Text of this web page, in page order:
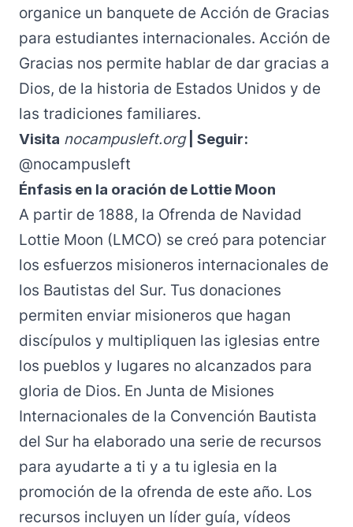
organice un banquete de Acción de Gracias
para estudiantes internacionales. Acción de
Gracias nos permite hablar de dar gracias a
Dios, de la historia de Estados Unidos y de
las tradiciones familiares.
Visita nocampusleft.org| Seguir:
@nocampusleft
Énfasis en la oración de Lottie Moon
A partir de 1888, la Ofrenda de Navidad
Lottie Moon (LMCO) se creó para potenciar
los esfuerzos misioneros internacionales de
los Bautistas del Sur. Tus donaciones
permiten enviar misioneros que hagan
discípulos y multipliquen las iglesias entre
los pueblos y lugares no alcanzados para
gloria de Dios. En Junta de Misiones
Internacionales de la Convención Bautista
del Sur ha elaborado una serie de recursos
para ayudarte a ti y a tu iglesia en la
promoción de la ofrenda de este año. Los
recursos incluyen un líder guía, vídeos